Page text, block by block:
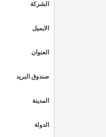
الشركة
الايميل
العنوان
صندوق البريد
المدينة
الدولة